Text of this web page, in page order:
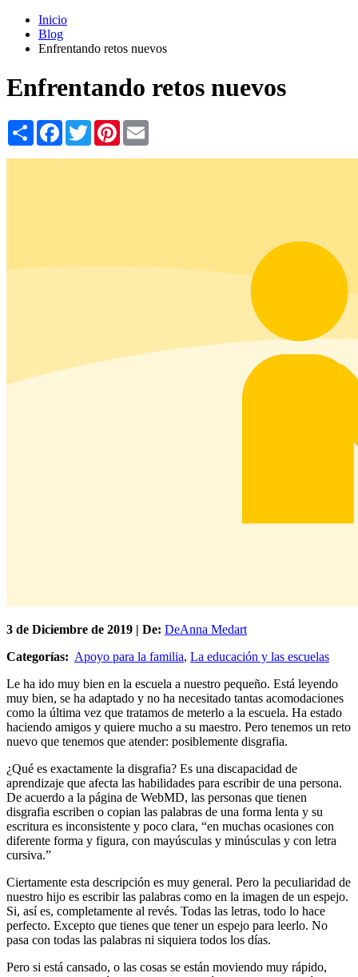
Inicio
Blog
Enfrentando retos nuevos
Enfrentando retos nuevos
Share Facebook
TwitterPinterest
3 de Diciembre de 2019 | De: DeAnna Medart
Categorías: Apoyo para la familia, La educación y las escuelas
Le ha ido muy bien en la escuela a nuestro pequeño. Está leyendo
muy bien, se ha adaptado y no ha necesitado tantas acomodaciones
como la última vez que tratamos de meterlo a la escuela. Ha estado
haciendo amigos y quiere mucho a su maestro. Pero tenemos un reto
nuevo que tenemos que atender: posiblemente disgrafia.
¿Qué es exactamente la disgrafia? Es una discapacidad de
aprendizaje que afecta las habilidades para escribir de una persona.
De acuerdo a la página de WebMD, las personas que tienen
disgrafia escriben o copian las palabras de una forma lenta y su
escritura es inconsistente y poco clara, “en muchas ocasiones con
diferente forma y figura, con mayúsculas y minúsculas y con letra
cursiva.”
Ciertamente esta descripción es muy general. Pero la peculiaridad de
nuestro hijo es escribir las palabras como en la imagen de un espejo.
Si, así es, completamente al revés. Todas las letras, todo lo hace
perfecto. Excepto que tienes que tener un espejo para leerlo. No
pasa con todas las palabras ni siquiera todos los días.
Pero si está cansado, o las cosas se están moviendo muy rápido,